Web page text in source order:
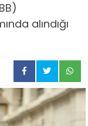
alındığı